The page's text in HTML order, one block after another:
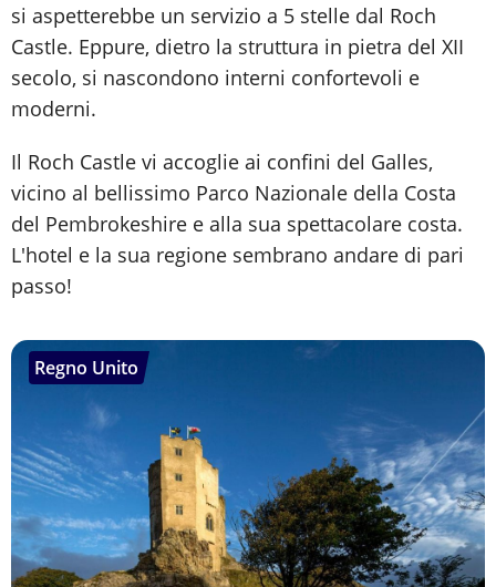
si aspetterebbe un servizio a 5 stelle dal Roch
Castle. Eppure, dietro la struttura in pietra del XII
secolo, si nascondono interni confortevoli e
moderni.
Il Roch Castle vi accoglie ai confini del Galles,
vicino al bellissimo Parco Nazionale della Costa
del Pembrokeshire e alla sua spettacolare costa.
L'hotel e la sua regione sembrano andare di pari
passo!
Regno Unito